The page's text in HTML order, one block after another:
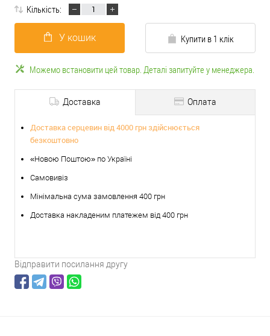
Кількість:
У кошик Купити в 1 клік
Можемо встановити цей товар. Деталі запитуйте у менеджера.
Доставка Оплата
Доставка серцевин від 4000 грн здійснюється
безкоштовно
«Новою Поштою» по Україні
Самовивіз
Мінімальна сума замовлення 400 грн
Доставка накладеним платежем від 400 грн
Відправити посилання другу